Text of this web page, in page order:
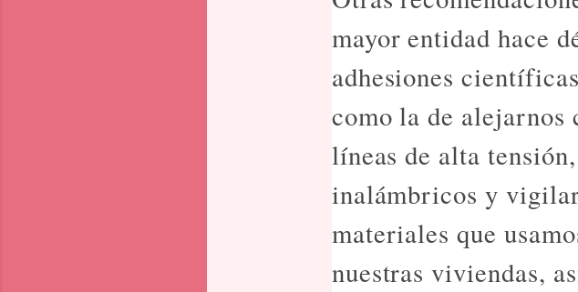
mayor entidad hace
adhesiones
como la de alejarnos
líneas de alta
inalámbricos y
materiales que
nuestras viviendas,